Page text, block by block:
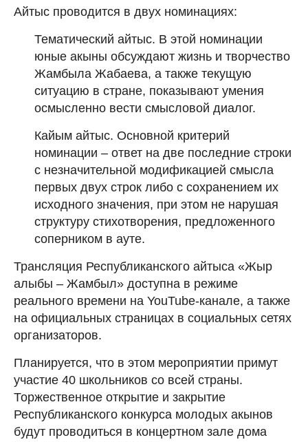
Айтыс проводится в двух номинациях:
Тематический айтыс. В этой номинации
юные акыны обсуждают жизнь и творчество
Жамбыла Жабаева, а также текущую
ситуацию в стране, показывают умения
осмысленно вести смысловой диалог.
Кайым айтыс. Основной критерий
номинации – ответ на две последние строки
с незначительной модификацией смысла
первых двух строк либо с сохранением их
исходного значения, при этом не нарушая
структуру стихотворения, предложенного
соперником в ауте.
Трансляция Республиканского айтыса «Жыр
алыбы – Жамбыл» доступна в режиме
реального времени на YouTube-канале, а также
на официальных страницах в социальных сетях
организаторов.
Планируется, что в этом мероприятии примут
участие 40 школьников со всей страны.
Торжественное открытие и закрытие
Республиканского конкурса молодых акынов
будут проводиться в концертном зале дома